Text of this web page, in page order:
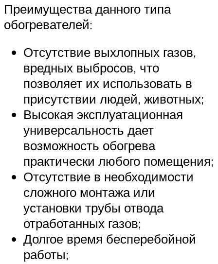
Преимущества данного типа
обогревателей:
Отсутствие выхлопных газов,
вредных выбросов, что
позволяет их использовать в
присутствии людей, животных;
Высокая эксплуатационная
универсальность дает
возможность обогрева
практически любого помещения;
Отсутствие в необходимости
сложного монтажа или
установки трубы отвода
отработанных газов;
Долгое время бесперебойной
работы;